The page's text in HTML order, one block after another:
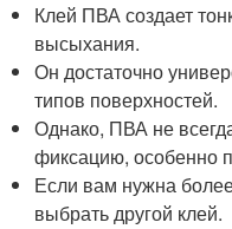
Клей ПВА создает
высыхания.
Он достаточно
типов поверхностей.
Однако, ПВА не
фиксацию, особенно
Если вам нужна
выбрать другой клей.